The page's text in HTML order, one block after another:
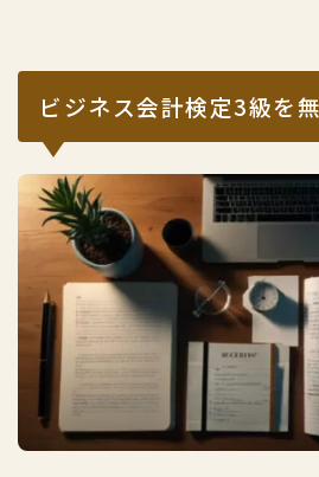
ビジネス会計検定3級を